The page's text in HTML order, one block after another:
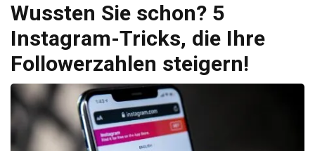
Wussten Sie schon? 5
Instagram-Tricks, die Ihre
Followerzahlen steigern!